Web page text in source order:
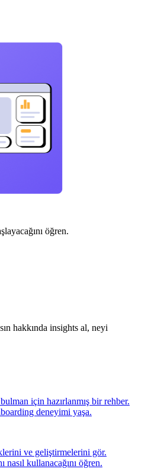
öğren.
hakkında insights al, neyi
için hazırlanmış bir rehber.
deneyimi yaşa.
ve geliştirmelerini gör.
nasıl kullanacağını öğren.